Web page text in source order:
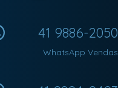
41 9886-2050
WhatsApp Vendas